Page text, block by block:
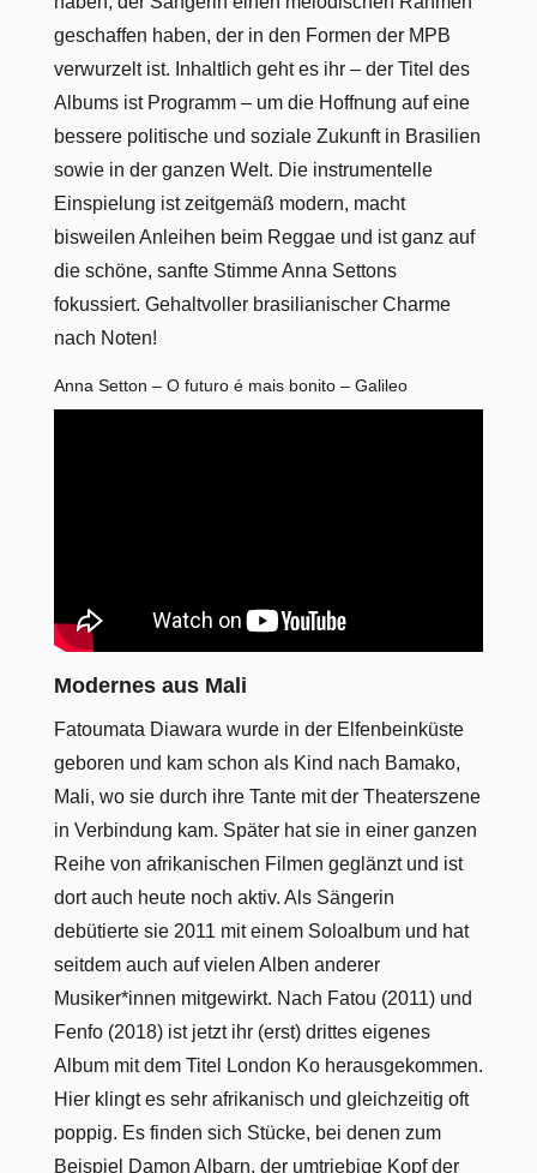
geschaffen haben, der in den Formen der MPB
verwurzelt ist. Inhaltlich geht es ihr – der Titel des
Albums ist Programm – um die Hoffnung auf eine
bessere politische und soziale Zukunft in Brasilien
sowie in der ganzen Welt. Die instrumentelle
Einspielung ist zeitgemäß modern, macht
bisweilen Anleihen beim Reggae und ist ganz auf
die schöne, sanfte Stimme Anna Settons
fokussiert. Gehaltvoller brasilianischer Charme
nach Noten!
Anna Setton – O futuro é mais bonito – Galileo
Modernes aus Mali
Fatoumata Diawara wurde in der Elfenbeinküste
geboren und kam schon als Kind nach Bamako,
Mali, wo sie durch ihre Tante mit der Theaterszene
in Verbindung kam. Später hat sie in einer ganzen
Reihe von afrikanischen Filmen geglänzt und ist
dort auch heute noch aktiv. Als Sängerin
debütierte sie 2011 mit einem Soloalbum und hat
seitdem auch auf vielen Alben anderer
Musiker*innen mitgewirkt. Nach Fatou (2011) und
Fenfo (2018) ist jetzt ihr (erst) drittes eigenes
Album mit dem Titel London Ko herausgekommen.
Hier klingt es sehr afrikanisch und gleichzeitig oft
poppig. Es finden sich Stücke, bei denen zum
Beispiel Damon Albarn, der umtriebige Kopf der